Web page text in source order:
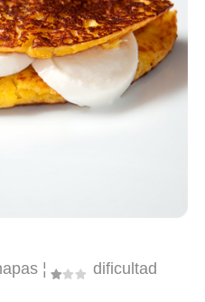
¦ dificultad